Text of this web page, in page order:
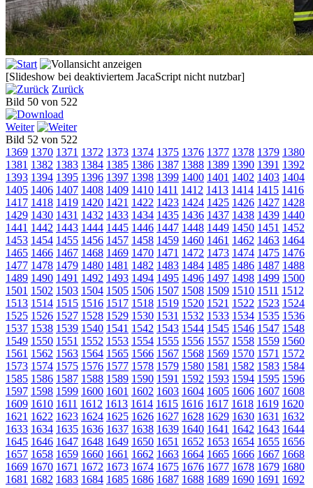
[Slideshow bei deaktiviertem JacaScript nicht nutzbar]
Zurück
Bild 50 von 522
Weiter
Bild 52 von 522
1369 1370 1371 1372 1373 1374 1375 1376 1377 1378 1379 1380
1381 1382 1383 1384 1385 1386 1387 1388 1389 1390 1391 1392
1393 1394 1395 1396 1397 1398 1399 1400 1401 1402 1403 1404
1405 1406 1407 1408 1409 1410 1411 1412 1413 1414 1415 1416
1417 1418 1419 1420 1421 1422 1423 1424 1425 1426 1427 1428
1429 1430 1431 1432 1433 1434 1435 1436 1437 1438 1439 1440
1441 1442 1443 1444 1445 1446 1447 1448 1449 1450 1451 1452
1453 1454 1455 1456 1457 1458 1459 1460 1461 1462 1463 1464
1465 1466 1467 1468 1469 1470 1471 1472 1473 1474 1475 1476
1477 1478 1479 1480 1481 1482 1483 1484 1485 1486 1487 1488
1489 1490 1491 1492 1493 1494 1495 1496 1497 1498 1499 1500
1501 1502 1503 1504 1505 1506 1507 1508 1509 1510 1511 1512
1513 1514 1515 1516 1517 1518 1519 1520 1521 1522 1523 1524
1525 1526 1527 1528 1529 1530 1531 1532 1533 1534 1535 1536
1537 1538 1539 1540 1541 1542 1543 1544 1545 1546 1547 1548
1549 1550 1551 1552 1553 1554 1555 1556 1557 1558 1559 1560
1561 1562 1563 1564 1565 1566 1567 1568 1569 1570 1571 1572
1573 1574 1575 1576 1577 1578 1579 1580 1581 1582 1583 1584
1585 1586 1587 1588 1589 1590 1591 1592 1593 1594 1595 1596
1597 1598 1599 1600 1601 1602 1603 1604 1605 1606 1607 1608
1609 1610 1611 1612 1613 1614 1615 1616 1617 1618 1619 1620
1621 1622 1623 1624 1625 1626 1627 1628 1629 1630 1631 1632
1633 1634 1635 1636 1637 1638 1639 1640 1641 1642 1643 1644
1645 1646 1647 1648 1649 1650 1651 1652 1653 1654 1655 1656
1657 1658 1659 1660 1661 1662 1663 1664 1665 1666 1667 1668
1669 1670 1671 1672 1673 1674 1675 1676 1677 1678 1679 1680
1681 1682 1683 1684 1685 1686 1687 1688 1689 1690 1691 1692